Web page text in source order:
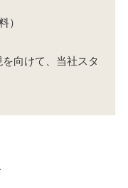
）
向けて、当社スタ